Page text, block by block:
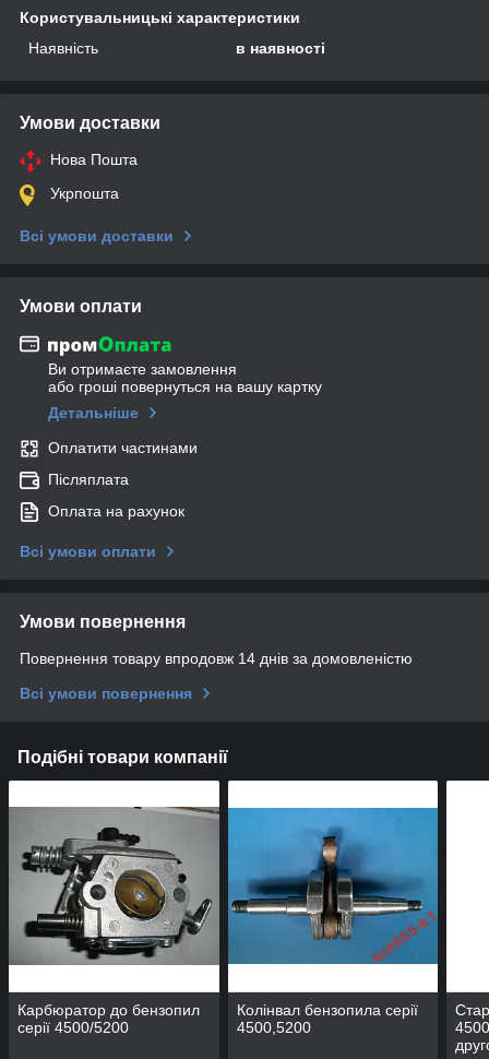
Користувальницькі характеристики
Наявність
в наявності
Умови доставки
Нова Пошта
Укрпошта
Всі умови доставки
Умови оплати
Ви отримаєте замовлення
або гроші повернуться на вашу картку
Детальніше
Оплатити частинами
Післяплата
Оплата на рахунок
Всі умови оплати
Умови повернення
Повернення товару впродовж 14 днів за домовленістю
Всі умови повернення
Подібні товари компанії
Карбюратор до бензопил
серії 4500/5200
Колінвал бензопила серії
4500,5200